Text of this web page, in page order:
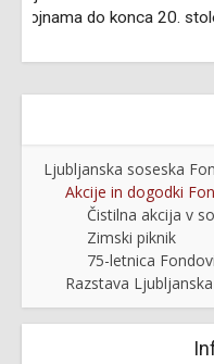
Ljubljanska soseska
Akcije in dogodki
Čistilna akcija v
Zimski piknik
75-letnica
Razstava